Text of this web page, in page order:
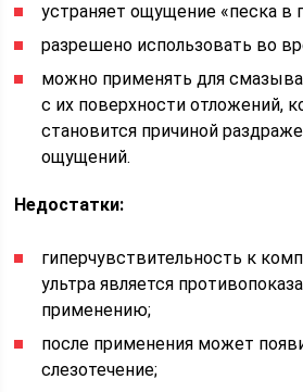
устраняет ощущение «песка в
разрешено использовать во
можно применять для
с их поверхности отложений,
становится причиной
ощущений.
Недостатки:
гиперчувствительность к
ультра является
применению;
после применения может
слезотечение;